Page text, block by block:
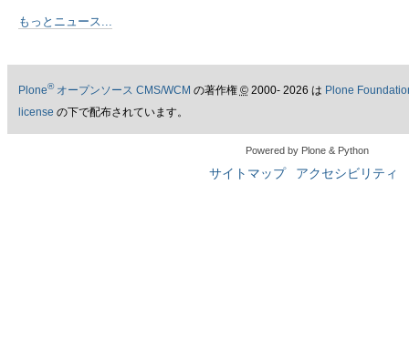
もっとニュース...
Plone®オープンソース CMS/WCM の著作権 ©2000- 2026 は Plone
license の下で配布されています。
Powered by Plone & Python
サイトマップ アクセシビリティ